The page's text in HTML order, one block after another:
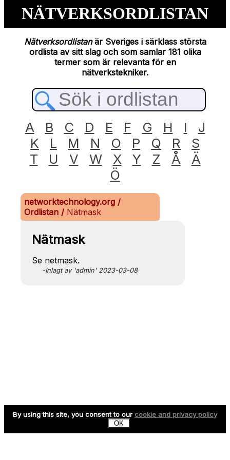
NÄTVERKSORDLISTAN
Nätverksordlistanär Sveriges i särklass största
ordlista av sitt slag och som samlar 181 olika
termer som är relevanta för en
nätverkstekniker.
A B C D E F G H I
J
K
L M N O P Q R
S
T
U V W X Y Z Å
Ä
Ö
networktechnology.org /
Ordlistan / Nätmask
Nätmask
Se netmask.
-Inlagt av 'admin' 2023-03-08
By using this site, you consent to our cookie and privacy policy